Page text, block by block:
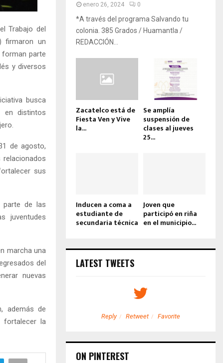
Trabajo del
firmaron un
parte
y diversos
busca
en distintos
de agosto,
relacionados
sus
parte de las
juventudes
marcha una
del
nuevas
además de
fortalecer la
enero 26, 2024 0
*A través del programa Salvando tu
colonia. 385 Grados / Huamantla /
REDACCIÓN...
Zacatelco está de
Fiesta Ven y Vive
la...
Se amplía
suspensión de
clases al jueves
25...
Inducen a coma a
estudiante de
secundaria técnica
Joven que
participó en riña
en el municipio...
LATEST TWEETS
Reply Retweet Favorite
ON PINTEREST